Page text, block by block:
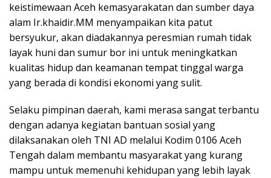
keistimewaan Aceh kemasyarakatan dan sumber daya
alam Ir.khaidir.MM menyampaikan kita patut
bersyukur, akan diadakannya peresmian rumah tidak
layak huni dan sumur bor ini untuk meningkatkan
kualitas hidup dan keamanan tempat tinggal warga
yang berada di kondisi ekonomi yang sulit.
Selaku pimpinan daerah, kami merasa sangat terbantu
dengan adanya kegiatan bantuan sosial yang
dilaksanakan oleh TNI AD melalui Kodim 0106 Aceh
Tengah dalam membantu masyarakat yang kurang
mampu untuk memenuhi kehidupan yang lebih layak